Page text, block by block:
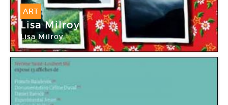
ART
Lisa Milroy
Lisa Milroy